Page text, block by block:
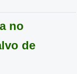
no
de